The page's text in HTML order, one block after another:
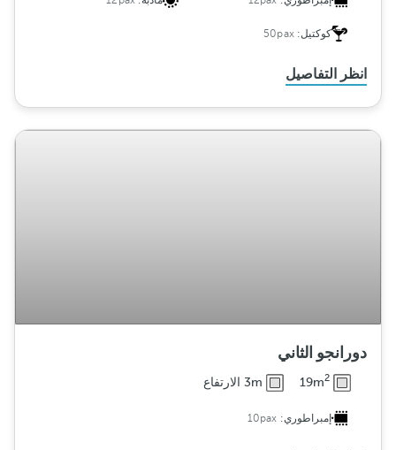
كوكتيل:50pax
انظر التفاصيل
دورانجو الثاني
19m2 3m الارتفاع
إمبراطوري: 10pax